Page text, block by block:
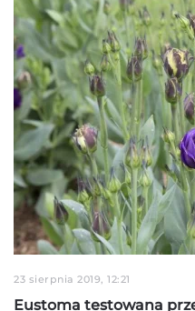
23 sierpnia 2019, 12:21
Eustoma testowana